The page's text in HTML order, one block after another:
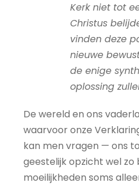
Kerk niet tot
Christus
vinden deze
nieuwe
de enige
oplossing
De wereld en ons
waarvoor onze
kan men vragen — ons
geestelijk opzicht wel zo
moeilijkheden soms